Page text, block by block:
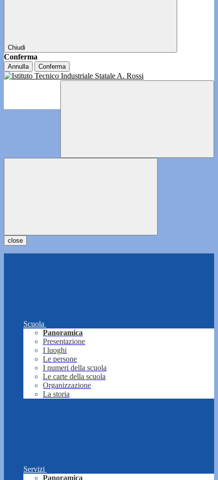
Chiudi
Conferma
Annulla Conferma
close
Scuola
Panoramica
Presentazione
I luoghi
Le persone
I numeri della scuola
Le carte della scuola
Organizzazione
La storia
Servizi
Panoramica